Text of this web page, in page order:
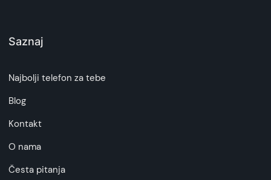
Saznaj
Najbolji telefon za tebe
Blog
Kontakt
O nama
Česta pitanja